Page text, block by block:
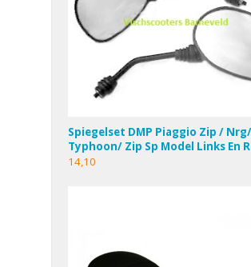
Spiegelset DMP Piaggio Zip /
Typhoon/ Zip Sp Model Links En
14,10